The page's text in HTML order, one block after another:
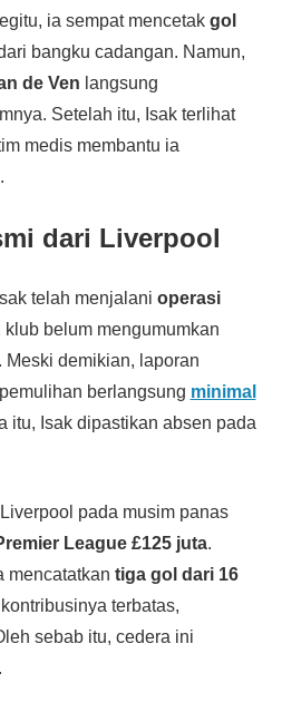
ia sempat mencetak gol
bangku cadangan. Namun,
de Ven langsung
Setelah itu, Isak terlihat
medis membantu ia
dari Liverpool
telah menjalani operasi
klub belum mengumumkan
Meski demikian, laporan
berlangsung minimal
itu, Isak dipastikan absen pada
pada musim panas
League £125 juta.
mencatatkan tiga gol dari 16
terbatas,
sebab itu, cedera ini